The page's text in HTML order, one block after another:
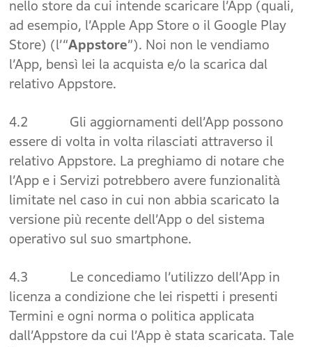
nello store da cui intende scaricare l’App (quali,
ad esempio, l’Apple App Store o il Google Play
Store) (l’“Appstore”). Noi non le vendiamo
l’App, bensì lei la acquista e/o la scarica dal
relativo Appstore.
4.2 Gli aggiornamenti dell’App possono
essere di volta in volta rilasciati attraverso il
relativo Appstore. La preghiamo di notare che
l’App e i Servizi potrebbero avere funzionalità
limitate nel caso in cui non abbia scaricato la
versione più recente dell’App o del sistema
operativo sul suo smartphone.
4.3 Le concediamo l’utilizzo dell’App in
licenza a condizione che lei rispetti i presenti
Termini e ogni norma o politica applicata
dall’Appstore da cui l’App è stata scaricata. Tale